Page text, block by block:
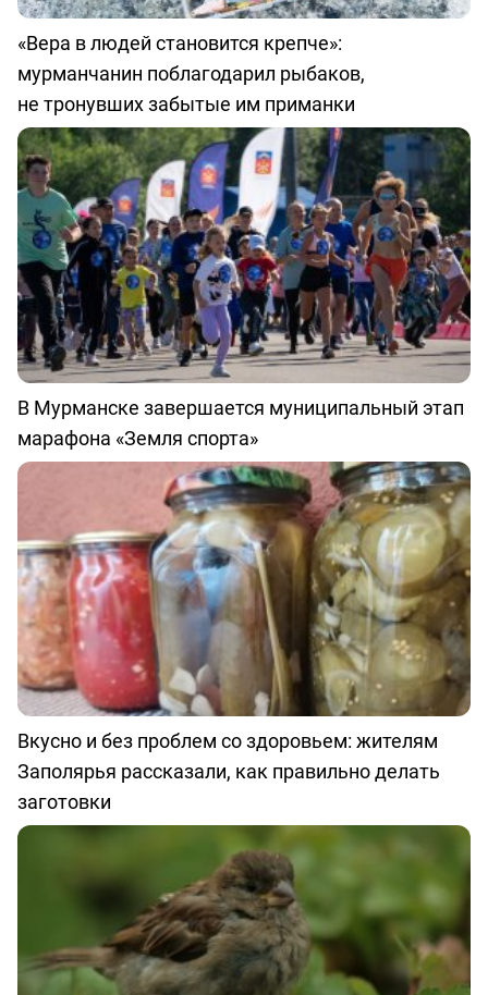
«Вера в людей становится крепче»:
мурманчанин поблагодарил рыбаков,
не тронувших забытые им приманки
В Мурманске завершается муниципальный этап
марафона «Земля спорта»
Вкусно и без проблем со здоровьем: жителям
Заполярья рассказали, как правильно делать
заготовки